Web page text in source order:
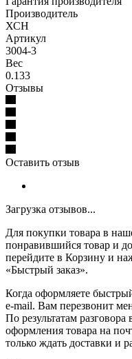
Производитель
ХСН
Артикул
3004-3
Вес
0.133
Отзывы
Оставить отзыв
Загрузка отзывов...
Для покупки товара в
понравившийся товар и
перейдите в Корзину и
«Быстрый заказ».
Когда оформляете
e-mail. Вам перезвонит
По результатам
оформления товара на
только ждать доставки и